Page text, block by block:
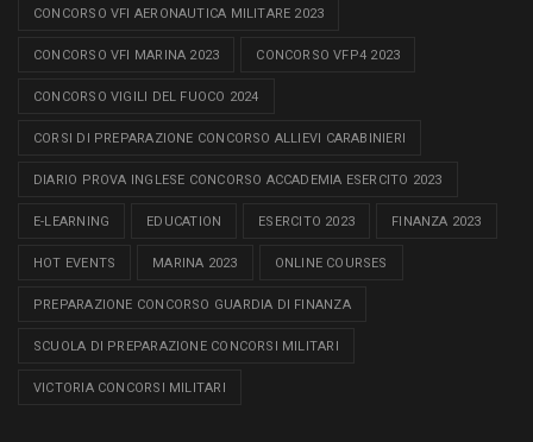
CONCORSO VFI AERONAUTICA MILITARE 2023
CONCORSO VFI MARINA 2023 CONCORSO VFP4 2023
CONCORSO VIGILI DEL FUOCO 2024
CORSI DI PREPARAZIONE CONCORSO ALLIEVI CARABINIERI
DIARIO PROVA INGLESE CONCORSO ACCADEMIA ESERCITO 2023
E-LEARNING EDUCATION ESERCITO 2023 FINANZA 2023
HOT EVENTS MARINA 2023 ONLINE COURSES
PREPARAZIONE CONCORSO GUARDIA DI FINANZA
SCUOLA DI PREPARAZIONE CONCORSI MILITARI
VICTORIA CONCORSI MILITARI